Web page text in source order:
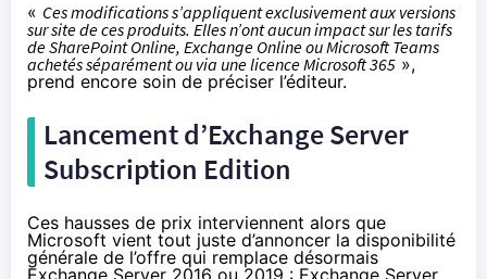
« Ces modifications s’appliquent exclusivement aux versions
sur site de ces produits. Elles n’ont aucun impact sur les tarifs
de SharePoint Online, Exchange Online ou Microsoft Teams
achetés séparément ou via une licence Microsoft 365 »,
prend encore soin de préciser l’éditeur.
Lancement d’Exchange Server
Subscription Edition
Ces hausses de prix interviennent alors que
Microsoft vient tout juste d’annoncer la disponibilité
générale de l’offre qui remplace désormais